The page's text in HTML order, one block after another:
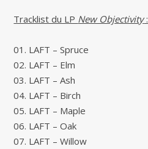
Tracklist du LP New Objectivity:
01. LAFT – Spruce
02. LAFT – Elm
03. LAFT – Ash
04. LAFT – Birch
05. LAFT – Maple
06. LAFT – Oak
07. LAFT – Willow